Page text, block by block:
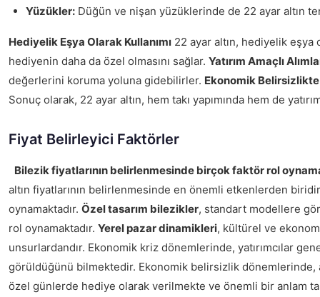
Yüzükler: Düğün ve nişan yüzüklerinde de 22 ayar altın
Hediyelik Eşya Olarak Kullanımı 22 ayar altın, hediyelik eşya
hediyenin daha da özel olmasını sağlar. Yatırım Amaçlı
değerlerini koruma yoluna gidebilirler. Ekonomik Belirsizlikte
Sonuç olarak, 22 ayar altın, hem takı yapımında hem de
Fiyat Belirleyici Faktörler
Bilezik fiyatlarının belirlenmesinde birçok faktör rol
altın fiyatlarının belirlenmesinde en önemli etkenlerden
oynamaktadır. Özel tasarım bilezikler, standart modellere
rol oynamaktadır. Yerel pazar dinamikleri, kültürel ve
unsurlardandır. Ekonomik kriz dönemlerinde, yatırımcılar
görüldüğünü bilmektedir. Ekonomik belirsizlik dönemlerinde,
özel günlerde hediye olarak verilmekte ve önemli bir anlam